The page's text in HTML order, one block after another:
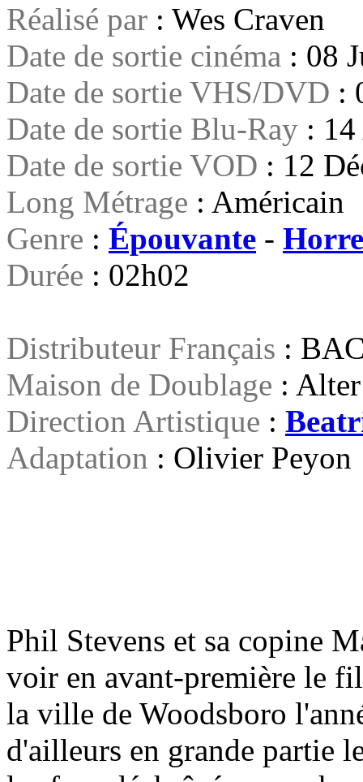
Réalisé par : Wes Craven
Date de sortie cinéma : 08
Date de sortie VHS/DVD :
Date de sortie Blu-Ray :
Date de sortie VOD : 12
Long Métrage : Américain
Genre : Épouvante -
Durée : 02h02
Distributeur Français :
Maison de Doublage :
Direction Artistique :
Adaptation : Olivier Peyon
Phil Stevens et sa copine
voir en avant-première le
la ville de Woodsboro
d'ailleurs en grande partie